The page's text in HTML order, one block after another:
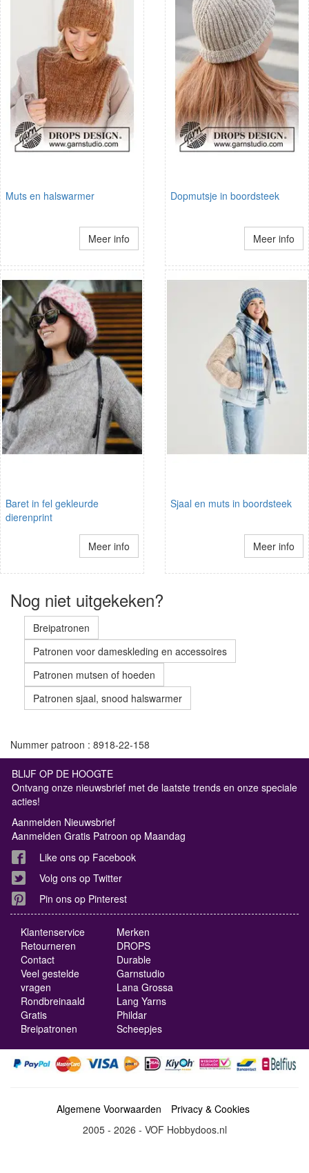
Muts en halswarmer
Meer info
Dopmutsje in boordsteek
Meer info
Baret in fel gekleurde
dierenprint
Meer info
Sjaal en muts in boordsteek
Meer info
Nog niet uitgekeken?
Breipatronen
Patronen voor dameskleding en accessoires
Patronen mutsen of hoeden
Patronen sjaal, snood halswarmer
Nummer patroon : 8918-22-158
BLIJF OP DE HOOGTE
Ontvang onze nieuwsbrief met de laatste trends en onze speciale
acties!
Aanmelden Nieuwsbrief
Aanmelden Gratis Patroon op Maandag
Like ons op Facebook
Volg ons op Twitter
Pin ons op Pinterest
Klantenservice
Retourneren
Contact
Veel gestelde
vragen
Rondbreinaald
Gratis
Breipatronen
Merken
DROPS
Durable
Garnstudio
Lana Grossa
Lang Yarns
Phildar
Scheepjes
Algemene Voorwaarden
Privacy & Cookies
2005 - 2026 - VOF Hobbydoos.nl